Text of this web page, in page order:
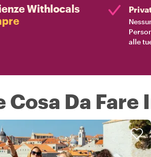
Withlocals
alle
Cosa Da